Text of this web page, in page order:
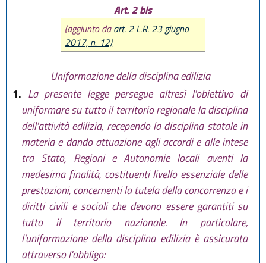
Art. 2 bis
(aggiunto daart. 2 L.R. 23 giugno
2017, n. 12)
Uniformazione della disciplina edilizia
1. La presente legge persegue altresì l'obiettivo di
uniformare su tutto il territorio regionale la disciplina
dell'attività edilizia, recependo la disciplina statale in
materia e dando attuazione agli accordi e alle intese
tra Stato, Regioni e Autonomie locali aventi la
medesima finalità, costituenti livello essenziale delle
prestazioni, concernenti la tutela della concorrenza e i
diritti civili e sociali che devono essere garantiti su
tutto il territorio nazionale. In particolare,
l'uniformazione della disciplina edilizia è assicurata
attraverso l'obbligo: